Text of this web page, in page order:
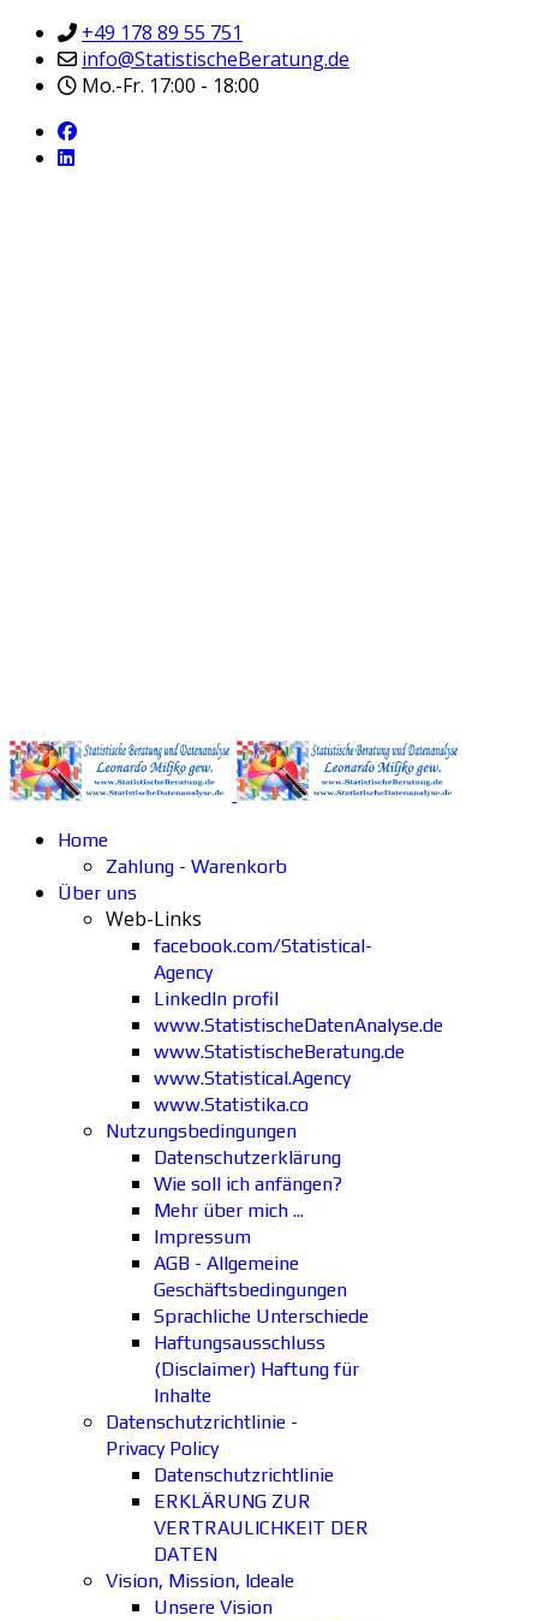
+49 178 89 55 751
info@StatistischeBeratung.de
Mo.-Fr. 17:00 - 18:00
Home
Zahlung - Warenkorb
Über uns
Web-Links
facebook.com/Statistical-
Agency
LinkedIn profil
www.StatistischeDatenAnalyse.de
www.StatistischeBeratung.de
www.Statistical.Agency
www.Statistika.co
Nutzungsbedingungen
Datenschutzerklärung
Wie soll ich anfängen?
Mehr über mich ...
Impressum
AGB - Allgemeine
Geschäftsbedingungen
Sprachliche Unterschiede
Haftungsausschluss
(Disclaimer) Haftung für
Inhalte
Datenschutzrichtlinie -
Privacy Policy
Datenschutzrichtlinie
ERKLÄRUNG ZUR
VERTRAULICHKEIT DER
DATEN
Vision, Mission, Ideale
Unsere Vision